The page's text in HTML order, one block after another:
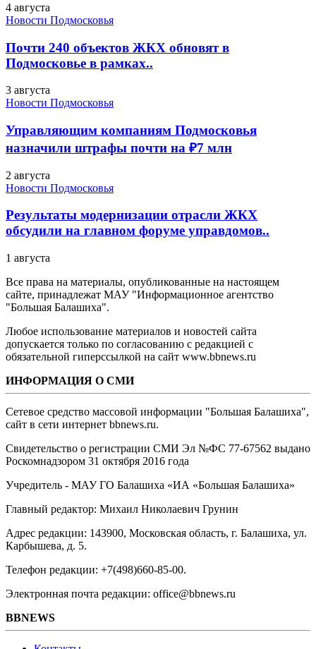
4 августа
Новости Подмосковья
Почти 240 объектов ЖКХ обновят в
Подмосковье в рамках..
3 августа
Новости Подмосковья
Управляющим компаниям Подмосковья
назначили штрафы почти на ₽7 млн
2 августа
Новости Подмосковья
Результаты модернизации отрасли ЖКХ
обсудили на главном форуме управдомов..
1 августа
Все права на материалы, опубликованные на настоящем
сайте, принадлежат МАУ "Информационное агентство
"Большая Балашиха".
Любое использование материалов и новостей сайта
допускается только по согласованию с редакцией с
обязательной гиперссылкой на сайт www.bbnews.ru
ИНФОРМАЦИЯ О СМИ
Сетевое средство массовой информации "Большая Балашиха",
сайт в сети интернет bbnews.ru.
Свидетельство о регистрации СМИ Эл №ФС ‎77-67562 выдано
Роскомнадзором 31 октября 2016 года
Учредитель - МАУ ГО Балашиха «ИА «Большая Балашиха»
Главный редактор: Михаил Николаевич Грунин
Адрес редакции: 143900, Московская область, г. Балашиха, ул.
Карбышева, д. 5.
Телефон редакции: +7(498)660-85-00.
Электронная почта редакции: office@bbnews.ru
BBNEWS